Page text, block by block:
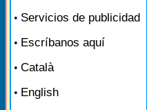
• Servicios de publicidad
• Escríbanos aquí
• Català
• English